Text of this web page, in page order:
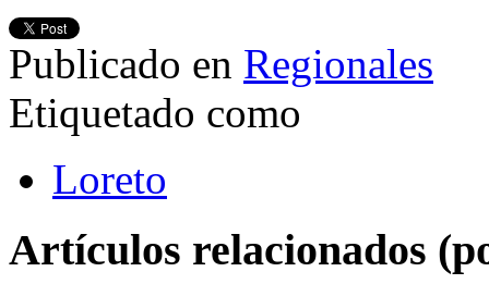
Publicado en Regionales
Etiquetado como
Loreto
Artículos relacionados